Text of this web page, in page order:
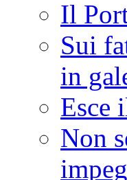
Il
Sui
in
Esce
Non